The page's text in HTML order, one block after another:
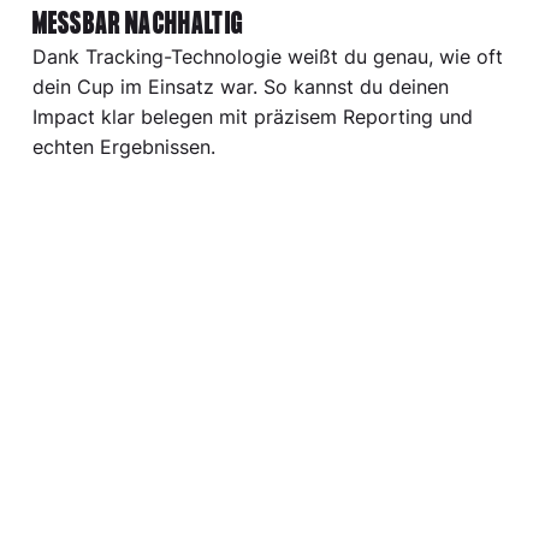
MESSBAR NACHHALTIG
Dank Tracking-Technologie weißt du genau, wie oft
dein Cup im Einsatz war. So kannst du deinen
Impact klar belegen mit präzisem Reporting und
echten Ergebnissen.